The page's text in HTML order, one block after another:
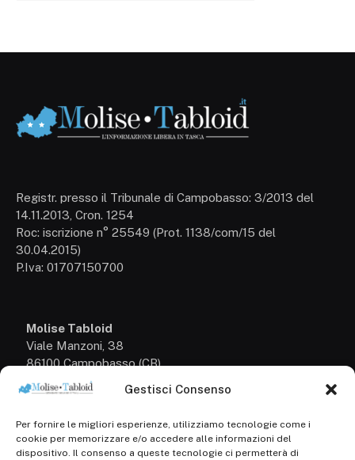
Gestisci Consenso
Per fornire le migliori esperienze, utilizziamo tecnologie come i
cookie per memorizzare e/o accedere alle informazioni del
dispositivo. Il consenso a queste tecnologie ci permetterà di
Registr. presso il Tribunale di Campobasso: 3/2013 del
14.11.2013, Cron. 1254
Roc: iscrizione n° 25549 (Prot. 1138/com/15 del
30.04.2015)
P.Iva: 01707150700
Molise Tabloid
Viale Manzoni, 38
86100 Campobasso (CB)
+39 3333169466
Scrivici a:
info@molisetabloid.it